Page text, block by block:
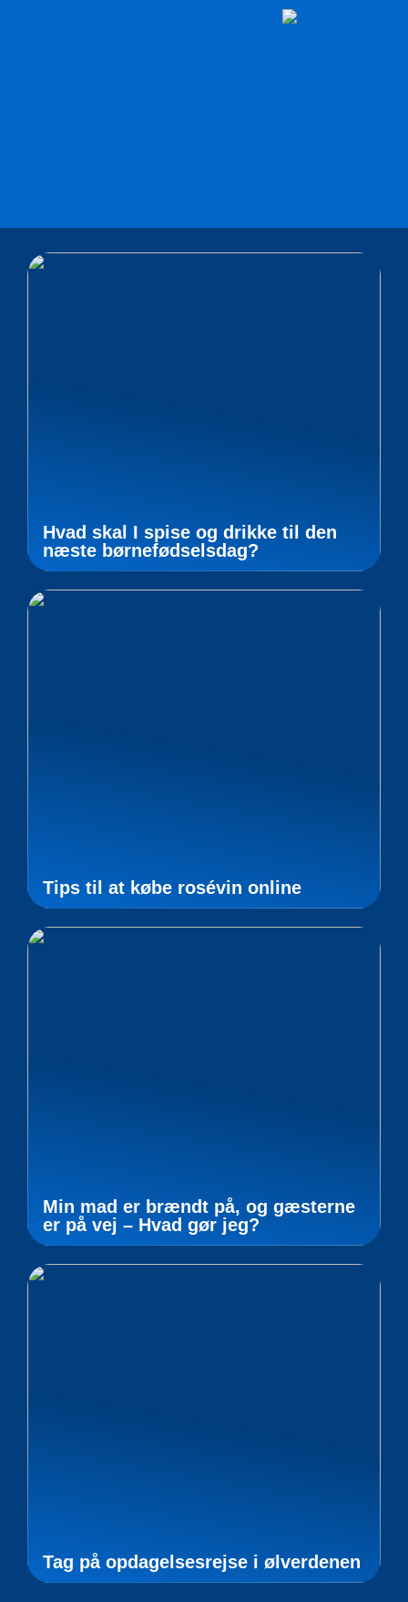
Hvad skal I spise og drikke til den
næste børnefødselsdag?
Tips til at købe rosévin online
Min mad er brændt på, og gæsterne
er på vej – Hvad gør jeg?
Tag på opdagelsesrejse i ølverdenen